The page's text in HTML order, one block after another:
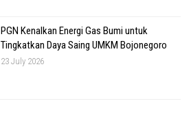
PGN Kenalkan Energi Gas Bumi untuk
Tingkatkan Daya Saing UMKM Bojonegoro
23 July 2026